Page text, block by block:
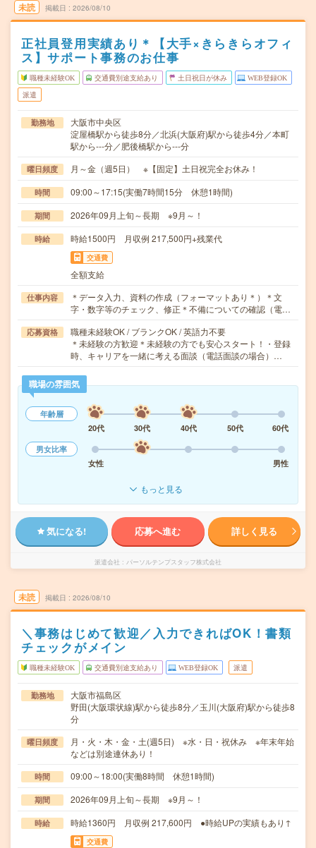
未読 掲載日 2026/08/10
正社員登用実績あり＊【大手×きらきらオフィ
ス】サポート事務のお仕事
職種未経験OK 交通費別途支給あり 土日祝日が休み WEB登録OK
派遣
勤務地
大阪市中央区
淀屋橋駅から徒歩8分／北浜(大阪府)駅から徒歩4分／本町
駅から---分／肥後橋駅から---分
曜日頻度 月～金（週5日） ※【固定】土日祝完全お休み！
時間 09:00～17:15(実働7時間15分 休憩1時間)
期間 2026年09月上旬～長期 ※9月～！
時給 時給1500円 月収例 217,500円+残業代
交通費
全額支給
仕事内容
＊データ入力、資料の作成（フォーマットあり＊）＊文
字・数字等のチェック、修正＊不備についての確認（電…
応募資格
職種未経験OK / ブランクOK / 英語力不要
＊未経験の方歓迎＊未経験の方でも安心スタート！・登録
時、キャリアを一緒に考える面談（電話面談の場合）…
職場の雰囲気
年齢層
20代
30代 40代 50代
60代
男女比率
女性
男性
もっと見る
気になる! 応募へ進む 詳しく見る
派遣会社 パーソルテンプスタッフ株式会社
未読 掲載日 2026/08/10
＼事務はじめて歓迎／入力できればOK！書類
チェックがメイン
職種未経験OK 交通費別途支給あり WEB登録OK 派遣
勤務地
大阪市福島区
野田(大阪環状線)駅から徒歩8分／玉川(大阪府)駅から徒歩8
分
曜日頻度
月・火・木・金・土(週5日) ※水・日・祝休み ※年末年始
などは別途連休あり！
時間 09:00～18:00(実働8時間 休憩1時間)
期間 2026年09月上旬～長期 ※9月～！
時給 時給1360円 月収例 217,600円 ●時給UPの実績もあり↑
交通費